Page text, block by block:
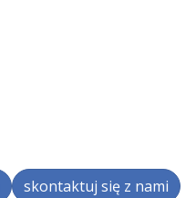
skontaktuj się z nami